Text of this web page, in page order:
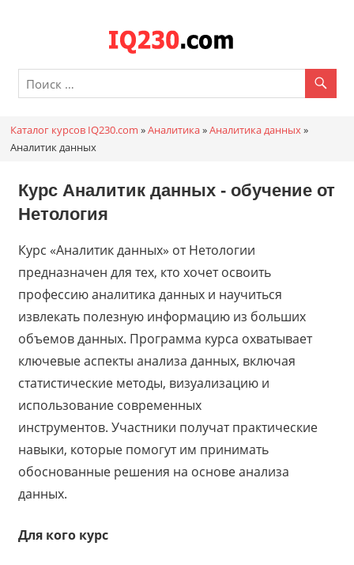
онлайн
Каталог курсов IQ230.com »Аналитика»Аналитика данных»
Аналитик данных
Курс Аналитик данных - обучение от
Нетология
Курс «Аналитик данных» от Нетологии
предназначен для тех, кто хочет освоить
профессию аналитика данных и научиться
извлекать полезную информацию из больших
объемов данных. Программа курса охватывает
ключевые аспекты анализа данных, включая
статистические методы, визуализацию и
использование современных
инструментов. Участники получат практические
навыки, которые помогут им принимать
обоснованные решения на основе анализа
данных.
Для кого курс